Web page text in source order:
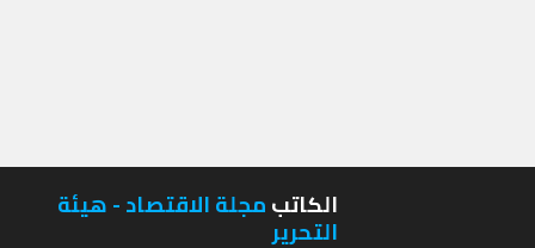
الكاتبمجلة الاقتصاد - هيئة
التحرير